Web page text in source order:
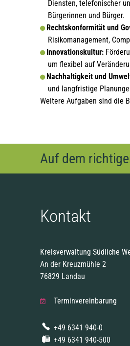
Diensten, telefonischer
Bürgerinnen und Bürger.
Rechtskonformität und
Risikomanagement,
Innovationskultur:
um flexibel auf
Nachhaltigkeit und
und langfristige
Weitere Aufgaben sind die
Auf dem
Kontakt
Kreisverwaltung Südliche
An der Kreuzmühle 2
76829 Landau
Terminvereinbarung
+49 6341 940-0
+49 6341 940-500